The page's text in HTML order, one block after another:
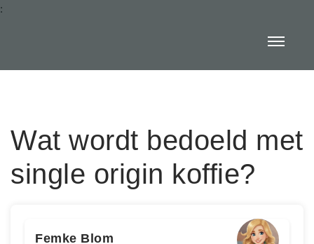
:
Wat wordt bedoeld met
single origin koffie?
Femke Blom